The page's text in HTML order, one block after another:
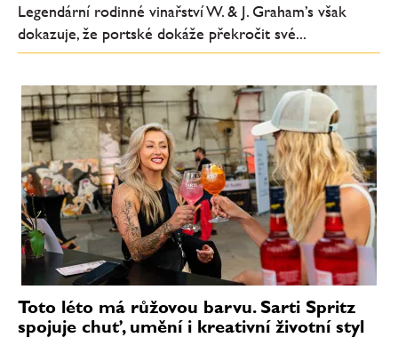
Legendární rodinné vinařství W. & J. Graham’s však
dokazuje, že portské dokáže překročit své...
Toto léto má růžovou barvu. Sarti Spritz
spojuje chuť, umění i kreativní životní styl